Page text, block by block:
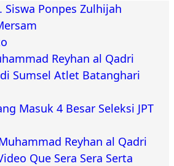
Siswa Ponpes Zulhijah
Reyhan al Qadri
Sumsel Atlet Batanghari
Masuk 4 Besar Seleksi JPT
Reyhan al Qadri
Que Sera Sera Serta